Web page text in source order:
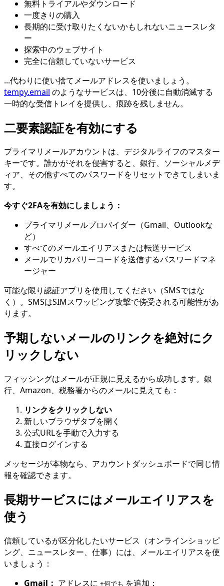
無料トライアルやダウンロード
一度きりの購入
長期的に受け取りたくないかもしれないニュースレタ
ー
探索中のウェブサイト
完全に信頼していないサービス
...代わりに使い捨てメールアドレスを使いましょう。
tempy.email のようなサービスは、10分後に自動消滅する
一時的な受信トレイを提供し、痕跡を残しません。
二要素認証を有効にする
プライマリメールアカウントは、デジタルライフのマスター
キーです。誰かがそれを侵害すると、銀行、ソーシャルメデ
ィア、その他すべてのパスワードをリセットできてしまいま
す。
今すぐ2FAを有効にしましょう：
プライマリメールプロバイダー（Gmail、Outlookな
ど）
すべてのメールエイリアスまたは転送サービス
メールでリカバリーコードを送信するパスワードマネ
ージャー
可能な限り認証アプリを使用してください（SMSではな
く）。SMSはSIMスワッピング攻撃で傍受される可能性があ
ります。
予期しないメールのリンクを絶対にク
リックしない
フィッシングはメールが正規に見えるから成功します。銀
行、Amazon、税務署からのメールに見えても：
リンクをクリックしない
新しいブラウザタブを開く
公式URLを手動で入力する
直接ログインする
メッセージが本物なら、アカウントダッシュボードで同じ情
報を確認できます。
長期サービスにはメールエイリアスを
使う
信頼しているが区分化したいサービス（オンラインショッピ
ング、ニュースレター、仕事）には、メールエイリアスを使
いましょう：
Gmail： アドレスに +何でも を追加：